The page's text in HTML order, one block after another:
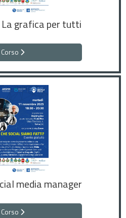
La grafica per tutti
Corso
media manager
Corso